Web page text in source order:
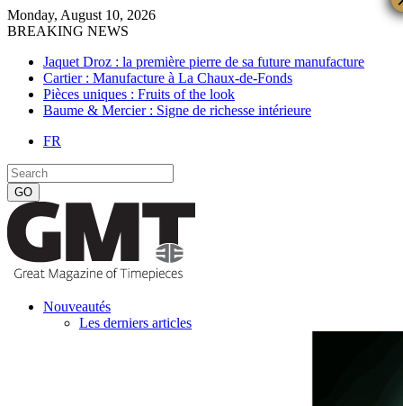
Monday, August 10, 2026
BREAKING NEWS
Jaquet Droz : la première pierre de sa future manufacture
Cartier : Manufacture à La Chaux-de-Fonds
Pièces uniques : Fruits of the look
Baume & Mercier : Signe de richesse intérieure
FR
Nouveautés
Les derniers articles